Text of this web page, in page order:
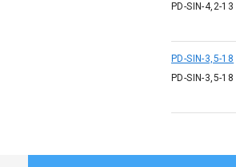
PD-SIN-4,2-13
PD-SIN-3,5-18
PD-SIN-3,5-18